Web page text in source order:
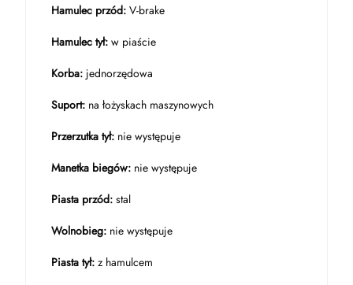
Hamulec przód: V-brake
Hamulec tył: w piaście
Korba: jednorzędowa
Suport: na łożyskach maszynowych
Przerzutka tył: nie występuje
Manetka biegów: nie występuje
Piasta przód: stal
Wolnobieg: nie występuje
Piasta tył: z hamulcem